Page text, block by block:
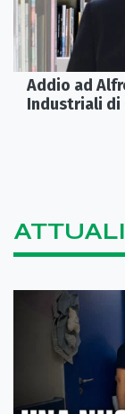
Addio ad
Industriali di